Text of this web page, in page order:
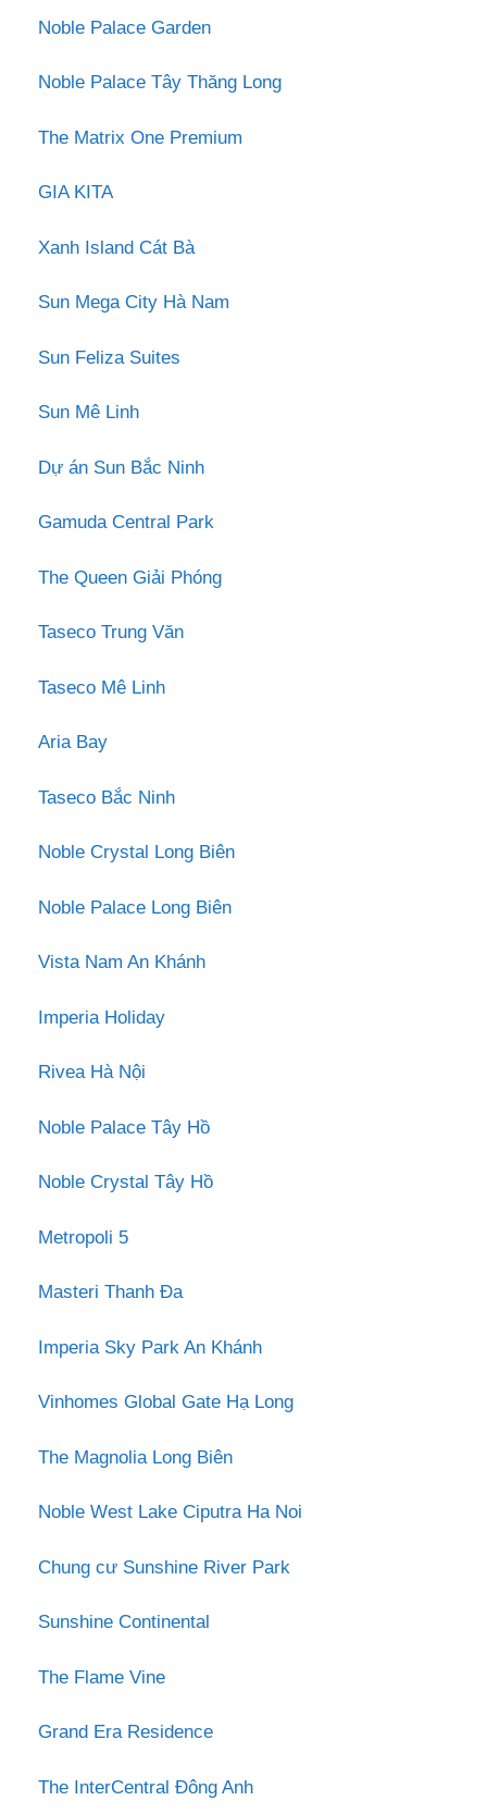
Noble Palace Garden
Noble Palace Tây Thăng Long
The Matrix One Premium
GIA KITA
Xanh Island Cát Bà
Sun Mega City Hà Nam
Sun Feliza Suites
Sun Mê Linh
Dự án Sun Bắc Ninh
Gamuda Central Park
The Queen Giải Phóng
Taseco Trung Văn
Taseco Mê Linh
Aria Bay
Taseco Bắc Ninh
Noble Crystal Long Biên
Noble Palace Long Biên
Vista Nam An Khánh
Imperia Holiday
Rivea Hà Nội
Noble Palace Tây Hồ
Noble Crystal Tây Hồ
Metropoli 5
Masteri Thanh Đa
Imperia Sky Park An Khánh
Vinhomes Global Gate Hạ Long
The Magnolia Long Biên
Noble West Lake Ciputra Ha Noi
Chung cư Sunshine River Park
Sunshine Continental
The Flame Vine
Grand Era Residence
The InterCentral Đông Anh